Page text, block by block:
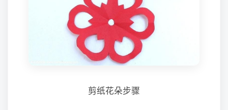
剪纸花朵步骤